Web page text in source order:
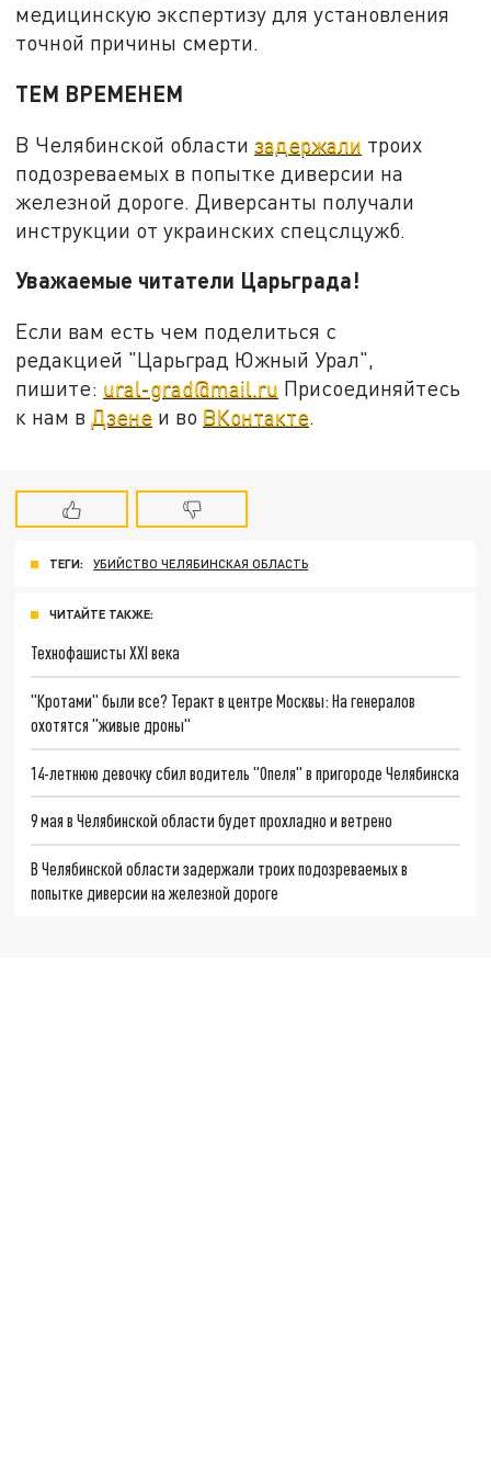
медицинскую экспертизу для установления
точной причины смерти.
ТЕМ ВРЕМЕНЕМ
В Челябинской области задержали троих
подозреваемых в попытке диверсии на
железной дороге. Диверсанты получали
инструкции от украинских спецслцужб.
Уважаемые читатели Царьграда!
Если вам есть чем поделиться с
редакцией "Царьград Южный Урал",
пишите: ural-grad@mail.ru Присоединяйтесь
к нам в Дзене и во ВКонтакте.
ТЕГИ: УБИЙСТВО ЧЕЛЯБИНСКАЯ ОБЛАСТЬ
ЧИТАЙТЕ ТАКЖЕ:
Технофашисты XXI века
"Кротами" были все? Теракт в центре Москвы: На генералов
охотятся "живые дроны"
14-летнюю девочку сбил водитель "Опеля" в пригороде Челябинска
9 мая в Челябинской области будет прохладно и ветрено
В Челябинской области задержали троих подозреваемых в
попытке диверсии на железной дороге